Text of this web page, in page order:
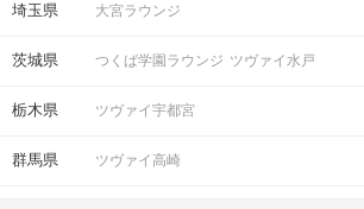
埼玉県 大宮ラウンジ
茨城県 つくば学園ラウンジ ツヴァイ水戸
栃木県 ツヴァイ宇都宮
群馬県 ツヴァイ高崎